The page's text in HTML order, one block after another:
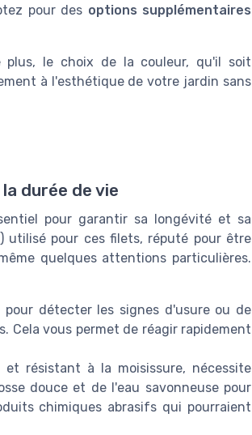
pour des options supplémentaires
le choix de la couleur, qu'il soit
à l'esthétique de votre jardin sans
durée de vie
pour garantir sa longévité et sa
utilisé pour ces filets, réputé pour être
quelques attentions particulières.
détecter les signes d'usure ou de
Cela vous permet de réagir rapidement
résistant à la moisissure, nécessite
douce et de l'eau savonneuse pour
chimiques abrasifs qui pourraient